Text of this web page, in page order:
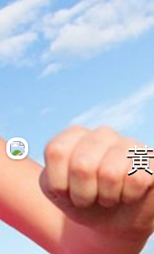
好康優惠
最新留言
商家合作